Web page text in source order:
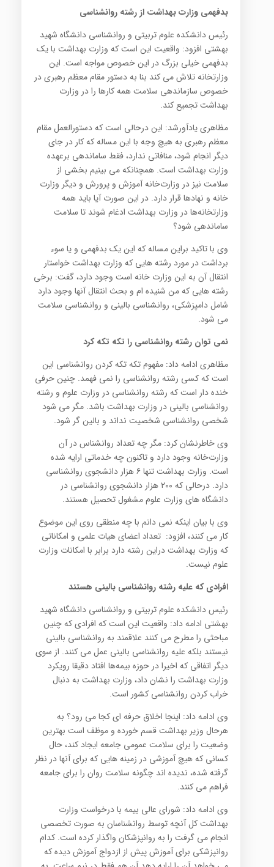
بدفهمی وزارت بهداشت از رشته روانشناسی
رئیس دانشکده علوم تربیتی و روانشناسی دانشگاه شهید
بهشتی افزود: واقعیت این است که وزارت بهداشت با یک
بدفهمی خیلی بزرگ در این خصوص مواجه است. این
وزارتخانه تلاش می کند بنا به دستور مقام معظم رهبری در
خصوص سازماندهی سلامت همه کارها را در وزارت
بهداشت تجمیع کند.
مظاهری یادآورشد: این درحالی است که دستور‌العمل مقام
معظم رهبری به هیچ وجه با این مساله که کار در جای
دیگر انجام شود، منافاتی ندارد، فقط ساماندهی برعهده
وزارت بهداشت است. همچنانکه می بینیم بخشی از
سلامت نیز در وزارت‌خانه آموزش و پرورش و دیگر وزارت
خانه و نهادها قرار دارد. در این صورت آیا باید همه
وزارتخانه‌ها در وزارت بهداشت ادغام شوند تا سلامت
ساماندهی شود؟
وی با تاکید براین مساله که این یک بدفهمی و یا سوء
برداشت در مورد رشته هایی که وزارت بهداشت خواستار
انتقال آن به این وزارت خانه است وجود دارد، گفت: برخی
رشته هایی که من شنیده ام و بحث انتقال آنها وجود دارد
شامل دامپزشکی، روانشناسی بالینی و روانشناسی سلامت
می شود.
نمی توان رشته روانشناسی را تکه تکه کرد
مظاهری ادامه داد: مفهوم تکه تکه کردن روانشناسی این
است که کسی رشته روانشناسی را نمی فهمد. چنین حرفی
خنده دار است که رشته روانشناسی در وزارت علوم و رشته
روانشناسی بالینی در وزارت بهداشت باشد. مگر می شود
شخصی روانشناسی شخصیت نداند و بالین گر شود.
وی خاطرنشان کرد: مگر چه تعداد روانشناس در آن
وزارت‌خانه وجود دارد و تاکنون چه خدماتی ارایه شده
است. وزارت بهداشت تنها ۶ هزار دانشجوی روانشناسی
دارد. درحالی که ۲۰۰ هزار دانشجوی روانشناسی در
دانشگاه های وزارت علوم مشغول تحصیل هستند.
وی با بیان اینکه نمی دانم با چه منطقی روی این موضوع
کار می کنند، افزود: تعداد اعضای هیات علمی و امکاناتی
که وزارت بهداشت دراین رشته دارد برابر با امکانات وزارت
علوم نیست.
افرادی که علیه رشته روانشناسی بالینی هستند
رئیس دانشکده علوم تربیتی و روانشناسی دانشگاه شهید
بهشتی ادامه داد: واقعیت این است که افرادی که چنین
مباحثی را مطرح می کنند علاقمند به روانشناسی بالینی
نیستند بلکه علیه روانشناسی بالینی عمل می کنند. از سوی
دیگر اتفاقی که اخیرا در حوزه بیمه‌ها افتاد دقیقا رویکرد
وزارت بهداشت را نشان داد، وزارت بهداشت به دنبال
خراب کردن روانشناسی کشور است.
وی ادامه داد: اینجا اخلاق حرفه ای کجا می رود؟ به
هرحال وزیر بهداشت قسم خورده و موظف است بهترین
وضعیت را برای سلامت عمومی جامعه ایجاد کند، حال
کسانی که هیچ آموزشی در زمینه هایی که برای آنها در نظر
گرفته شده، ندیده اند چگونه سلامت روان را برای جامعه
فراهم می کنند.
وی ادامه داد: شورای عالی بیمه با درخواست وزارت
بهداشت کل آنچه توسط روانشناسان به صورت تخصصی
انجام می گرفت را به روانپزشکان واگذار کرده است. کدام
روانپزشکی برای آموزش پیش از ازدواج آموزش دیده که